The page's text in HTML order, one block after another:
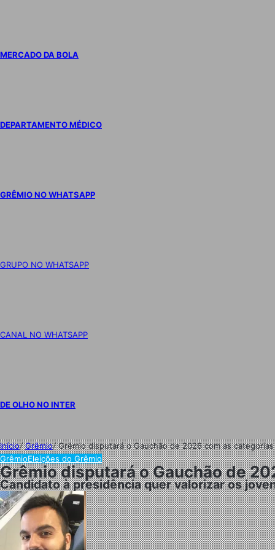
MERCADO DA BOLA
DEPARTAMENTO MÉDICO
GRÊMIO NO WHATSAPP
GRUPO NO WHATSAPP
CANAL NO WHATSAPP
DE OLHO NO INTER
Início/Grêmio/Grêmio disputará o Gauchão de 2026 com as
GrêmioEleições do Grêmio
Grêmio disputará o Gauchão de
Candidato à presidência quer valorizar os